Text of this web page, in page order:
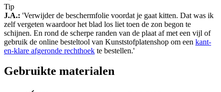
Tip
J.A.: 'Verwijder de beschermfolie voordat je gaat kitten. Dat was ik
zelf vergeten waardoor het blad los liet toen de zon begon te
schijnen. En rond de scherpe randen van de plaat af met een vijl of
gebruik de online besteltool van Kunststofplatenshop om een kant-
en-klare afgeronde rechthoek te bestellen.'
Gebruikte materialen